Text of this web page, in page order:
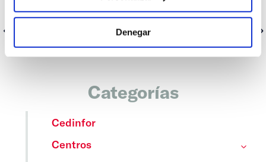
Denegar
Categorías
Cedinfor
Centros